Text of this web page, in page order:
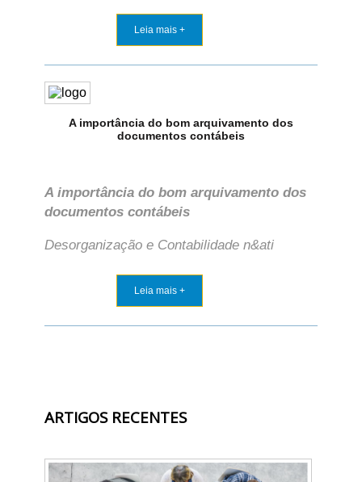
Leia mais +
A importância do bom arquivamento dos
documentos contábeis
A importância do bom arquivamento dos
documentos contábeis
Desorganização e Contabilidade n&ati
Leia mais +
ARTIGOS RECENTES